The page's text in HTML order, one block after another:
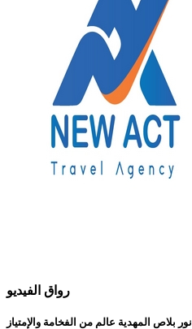
رواق الفيديو
نور بلاص المهدية عالم من الفخامة والإمتياز